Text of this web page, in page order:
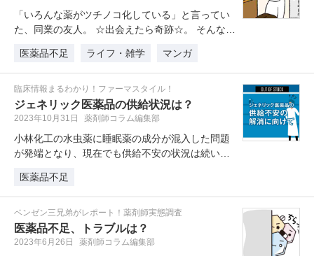
「いろんな薬がツチノコ化している」と言ってい
た、同業の友人。 ☆出会えたら奇跡☆。 そんなレ
医薬品不足
ライフ・雑学 マンガ
臨床情報まるわかり！ファーマスタイル！
ジェネリック医薬品の供給状況は？
2023年10月31日 薬剤師コラム編集部
小林化工の水虫薬に睡眠薬の成分が混入した問題
が発端となり、現在でも供給不安の状況は続いて
医薬品不足
ベンゼン三兄弟がレポート！薬剤師実態調査
医薬品不足、トラブルは？
2023年6月26日 薬剤師コラム編集部